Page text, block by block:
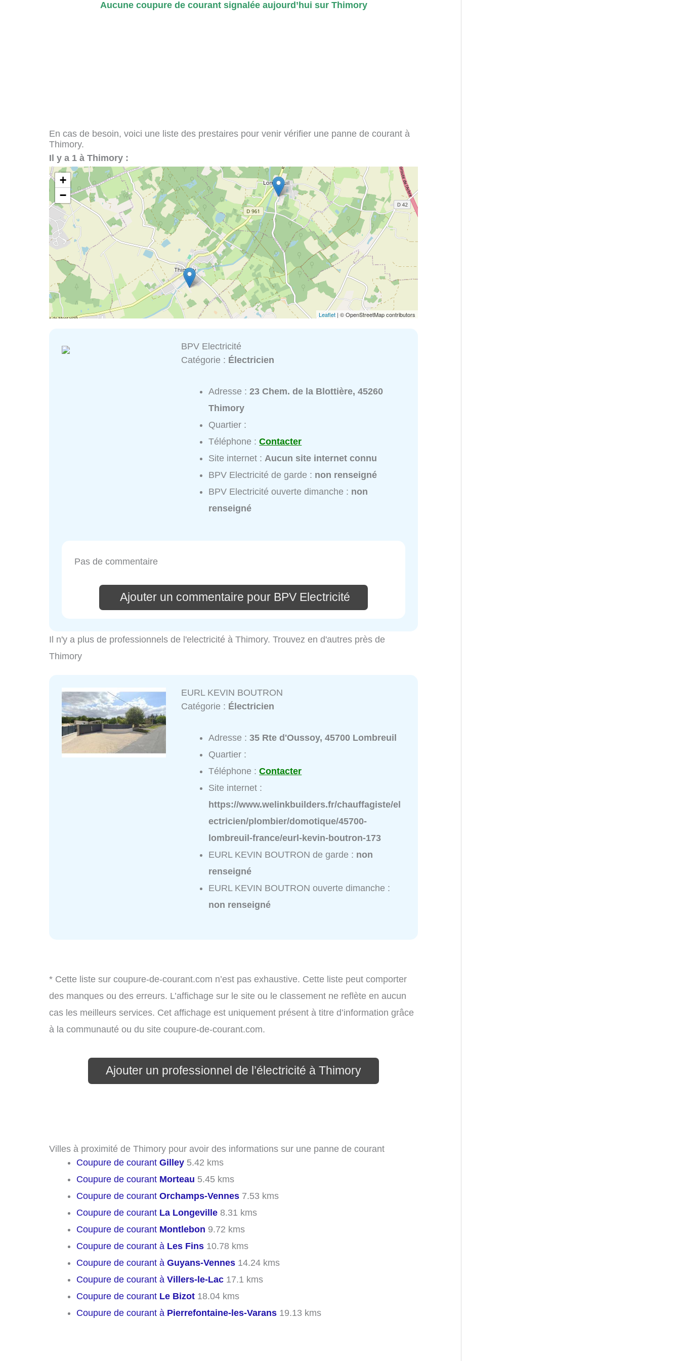
Aucune coupure de courant signalée aujourd’hui sur Thimory
En cas de besoin, voici une liste des prestaires pour venir vérifier une panne de courant à
Thimory.
Il y a 1 à Thimory :
+
−
Leaflet | © OpenStreetMap contributors
BPV Electricité
Catégorie : Électricien
Adresse :23 Chem. de la Blottière, 45260
Thimory
Quartier :
Téléphone :Contacter
Site internet : Aucun site internet connu
BPV Electricité de garde : non renseigné
BPV Electricité ouverte dimanche : non
renseigné
Pas de commentaire
Ajouter un commentaire pour BPV Electricité
Il n'y a plus de professionnels de l'electricité à Thimory. Trouvez en d'autres près de
Thimory
EURL KEVIN BOUTRON
Catégorie : Électricien
Adresse :35 Rte d'Oussoy, 45700 Lombreuil
Quartier :
Téléphone :Contacter
Site internet :
https://www.welinkbuilders.fr/chauffagiste/el
ectricien/plombier/domotique/45700-
lombreuil-france/eurl-kevin-boutron-173
EURL KEVIN BOUTRON de garde : non
renseigné
EURL KEVIN BOUTRON ouverte dimanche :
non renseigné
* Cette liste sur coupure-de-courant.com n’est pas exhaustive. Cette liste peut comporter
des manques ou des erreurs. L’affichage sur le site ou le classement ne reflète en aucun
cas les meilleurs services. Cet affichage est uniquement présent à titre d’information grâce
à la communauté ou du site coupure-de-courant.com.
Ajouter un professionnel de l’électricité à Thimory
Villes à proximité de Thimory pour avoir des informations sur une panne de courant
Coupure de courant Gilley 5.42 kms
Coupure de courant Morteau 5.45 kms
Coupure de courant Orchamps-Vennes 7.53 kms
Coupure de courant La Longeville 8.31 kms
Coupure de courant Montlebon 9.72 kms
Coupure de courant à Les Fins 10.78 kms
Coupure de courant à Guyans-Vennes 14.24 kms
Coupure de courant à Villers-le-Lac 17.1 kms
Coupure de courant Le Bizot 18.04 kms
Coupure de courant à Pierrefontaine-les-Varans 19.13 kms